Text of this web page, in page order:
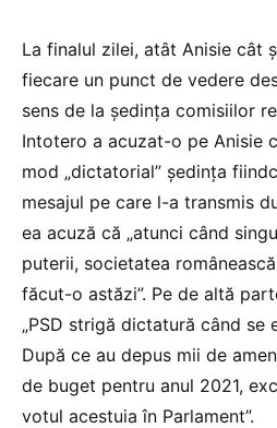
La finalul zilei, atât Anisie cât
fiecare un punct de vedere
sens de la ședința comisiilor
Intotero a acuzat-o pe Anisie
mod „dictatorial” ședința
mesajul pe care l-a transmis
ea acuză că „atunci când
puterii, societatea
făcut-o astăzi”. Pe de altă
„PSD strigă dictatură când
După ce au depus mii de
de buget pentru anul 2021,
votul acestuia în Parlament”.